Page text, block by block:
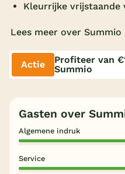
Kleurrijke vrijstaande
Lees meer over
Actie
Profiteer van
Summio
Gasten over
Algemene indruk
Service